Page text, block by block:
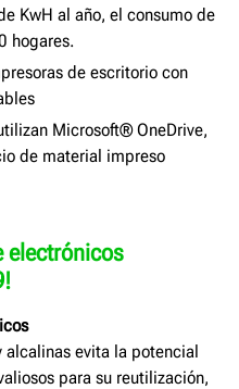
KwH al año, el consumo de
hogares.
de escritorio con
Microsoft® OneDrive,
de material impreso
electrónicos
evita la potencial
para su reutilización,